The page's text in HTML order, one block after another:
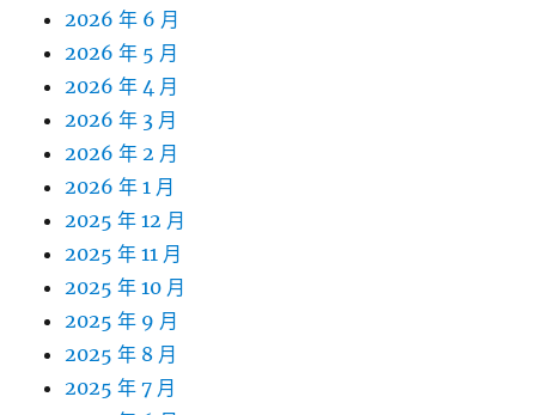
2026 年 6 月
2026 年 5 月
2026 年 4 月
2026 年 3 月
2026 年 2 月
2026 年 1 月
2025 年 12 月
2025 年 11 月
2025 年 10 月
2025 年 9 月
2025 年 8 月
2025 年 7 月